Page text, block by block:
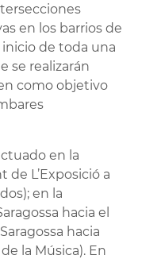
en los barrios de
inicio de toda una
se realizarán
como objetivo
en la
L’Exposició a
en la
hacia el
hacia
la Música). En